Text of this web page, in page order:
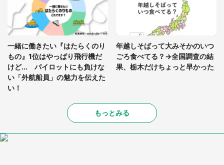
一緒に働きたい『はたらくのり
もの』1位はやっぱり飛行機だ
けど... パイロットにも負けな
い「外航船員」の魅力を伝えた
い！
年越しそばって大みそかのいつ
ごろ食べてる？→全国調査の結
果、栃木だけちょっと早かった
もっとみる